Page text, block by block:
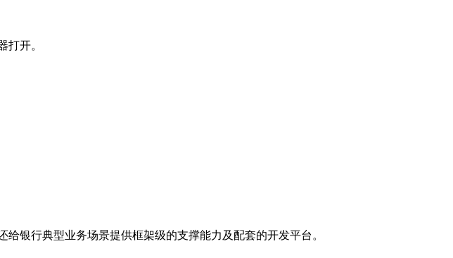
打开。
银行典型业务场景提供框架级的支撑能力及配套的开发平台。